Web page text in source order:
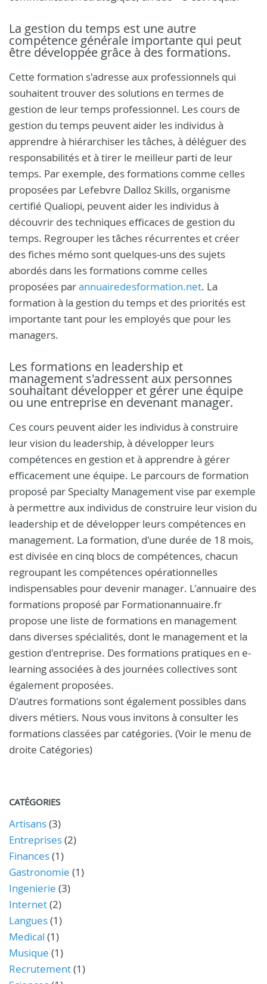
La gestion du temps est une autre
compétence générale importante qui peut
être développée grâce à des formations.
Cette formation s'adresse aux professionnels qui
souhaitent trouver des solutions en termes de
gestion de leur temps professionnel. Les cours de
gestion du temps peuvent aider les individus à
apprendre à hiérarchiser les tâches, à déléguer des
responsabilités et à tirer le meilleur parti de leur
temps. Par exemple, des formations comme celles
proposées par Lefebvre Dalloz Skills, organisme
certifié Qualiopi, peuvent aider les individus à
découvrir des techniques efficaces de gestion du
temps. Regrouper les tâches récurrentes et créer
des fiches mémo sont quelques-uns des sujets
abordés dans les formations comme celles
proposées parannuairedesformation.net. La
formation à la gestion du temps et des priorités est
importante tant pour les employés que pour les
managers.
Les formations en leadership et
management s'adressent aux personnes
souhaitant développer et gérer une équipe
ou une entreprise en devenant manager.
Ces cours peuvent aider les individus à construire
leur vision du leadership, à développer leurs
compétences en gestion et à apprendre à gérer
efficacement une équipe. Le parcours de formation
proposé par Specialty Management vise par exemple
à permettre aux individus de construire leur vision du
leadership et de développer leurs compétences en
management. La formation, d'une durée de 18 mois,
est divisée en cinq blocs de compétences, chacun
regroupant les compétences opérationnelles
indispensables pour devenir manager. L'annuaire des
formations proposé par Formationannuaire.fr
propose une liste de formations en management
dans diverses spécialités, dont le management et la
gestion d'entreprise. Des formations pratiques en e-
learning associées à des journées collectives sont
également proposées.
D'autres formations sont également possibles dans
divers métiers. Nous vous invitons à consulter les
formations classées par catégories. (Voir le menu de
droite Catégories)
CATÉGORIES
Artisans(3)
Entreprises(2)
Finances(1)
Gastronomie (1)
Ingenierie (3)
Internet(2)
Langues(1)
Medical (1)
Musique (1)
Recrutement(1)